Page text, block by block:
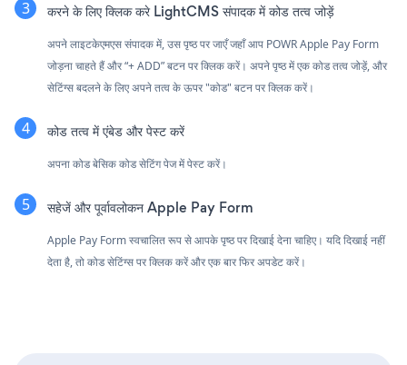
करने के लिए क्लिक करेLightCMS संपादक में कोड तत्व जोड़ें
अपने लाइटकेएमएस संपादक में, उस पृष्ठ पर जाएँ जहाँ आप POWR Apple Pay Form
जोड़ना चाहते हैं और “+ ADD” बटन पर क्लिक करें। अपने पृष्ठ में एक कोड तत्व जोड़ें, और
सेटिंग्स बदलने के लिए अपने तत्व के ऊपर "कोड" बटन पर क्लिक करें।
कोड तत्व में एंबेड और पेस्ट करें
अपना कोड बेसिक कोड सेटिंग पेज में पेस्ट करें।
सहेजें और पूर्वावलोकन Apple Pay Form
Apple Pay Form स्वचालित रूप से आपके पृष्ठ पर दिखाई देना चाहिए। यदि दिखाई नहीं
देता है, तो कोड सेटिंग्स पर क्लिक करें और एक बार फिर अपडेट करें।